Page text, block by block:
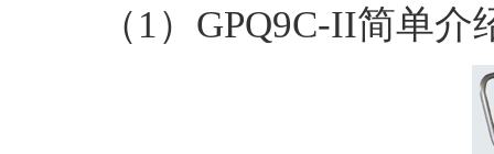
（1）GPQ9C-II简单介